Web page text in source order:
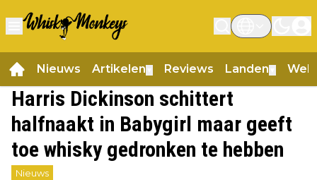
Nieuws Artikelen Reviews Landen
Harris Dickinson schittert
halfnaakt in Babygirl maar geeft
toe whisky gedronken te hebben
Nieuws